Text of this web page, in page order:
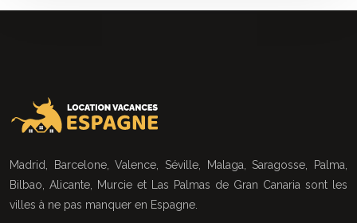
Madrid, Barcelone, Valence, Séville, Malaga, Saragosse, Palma,
Bilbao, Alicante, Murcie et Las Palmas de Gran Canaria sont les
villes à ne pas manquer en Espagne.